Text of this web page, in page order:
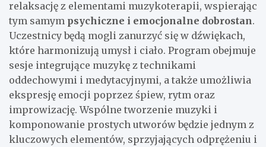
relaksację z elementami muzykoterapii, wspierając
tym samym psychiczne i emocjonalne dobrostan.
Uczestnicy będą mogli zanurzyć się w dźwiękach,
które harmonizują umysł i ciało. Program obejmuje
sesje integrujące muzykę z technikami
oddechowymi i medytacyjnymi, a także umożliwia
ekspresję emocji poprzez śpiew, rytm oraz
improwizację. Wspólne tworzenie muzyki i
komponowanie prostych utworów będzie jednym z
kluczowych elementów, sprzyjających odprężeniu i